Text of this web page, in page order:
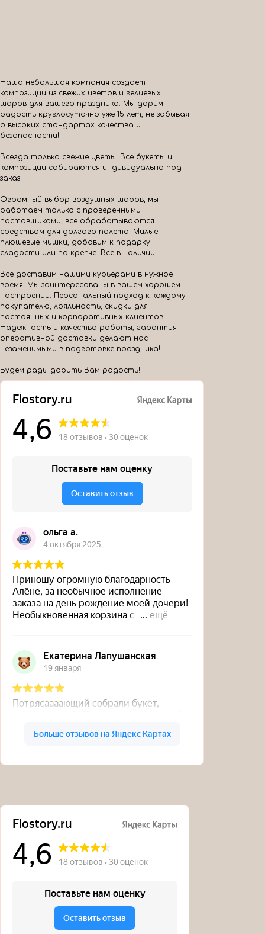
Наша небольшая компания создает
композиции из свежих цветов и гелиевых
шаров для вашего праздника. Мы дарим
радость круглосуточно уже 15 лет, не забывая
о высоких стандартах качества и
безопасности!
Всегда только свежие цветы. Все букеты и
композиции собираются индивидуально под
заказ.
Огромный выбор воздушных шаров, мы
работаем только с проверенными
поставщиками, все обрабатываются
средством для долгого полета. Милые
плюшевые мишки, добавим к подарку
сладости или по крепче. Все в наличии.
Все доставим нашими курьерами в нужное
время. Мы заинтересованы в вашем хорошем
настроении. Персональный подход к каждому
покупателю, лояльность, скидки для
постоянных и корпоративных клиентов.
Надежность и качество работы, гарантия
оперативной доставки делают нас
незаменимыми в подготовке праздника!
Будем рады дарить Вам радость!